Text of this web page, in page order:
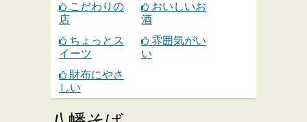
こだわりの
店
おいしいお
酒
ちょっとス
イーツ
雰囲気がい
い
財布にやさ
しい